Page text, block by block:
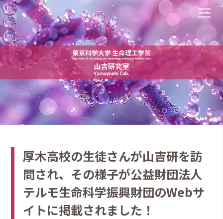
厚木高校の生徒さんが山吉研を訪
問され、その様子が公益財団法人
テルモ生命科学振興財団のWebサ
イトに掲載されました！